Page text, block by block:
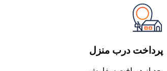
پرداخت درب منزل